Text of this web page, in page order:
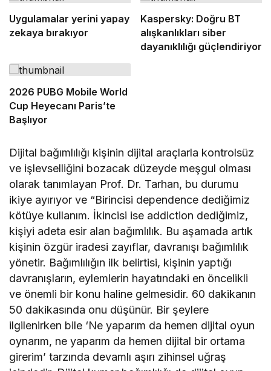
Uygulamalar yerini yapay
zekaya bırakıyor
Kaspersky: Doğru BT
alışkanlıkları siber
dayanıklılığı güçlendiriyor
2026 PUBG Mobile World
Cup Heyecanı Paris’te
Başlıyor
Dijital bağımlılığı kişinin dijital araçlarla kontrolsüz
ve işlevselliğini bozacak düzeyde meşgul olması
olarak tanımlayan Prof. Dr. Tarhan, bu durumu
ikiye ayırıyor ve “Birincisi dependence dediğimiz
kötüye kullanım. İkincisi ise addiction dediğimiz,
kişiyi adeta esir alan bağımlılık. Bu aşamada artık
kişinin özgür iradesi zayıflar, davranışı bağımlılık
yönetir. Bağımlılığın ilk belirtisi, kişinin yaptığı
davranışların, eylemlerin hayatındaki en öncelikli
ve önemli bir konu haline gelmesidir. 60 dakikanın
50 dakikasında onu düşünür. Bir şeylere
ilgilenirken bile ‘Ne yaparım da hemen dijital oyun
oynarım, ne yaparım da hemen dijital bir ortama
girerim’ tarzında devamlı aşırı zihinsel uğraş